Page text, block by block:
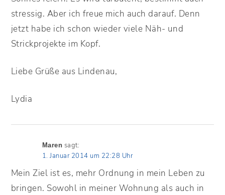
stressig. Aber ich freue mich auch darauf. Denn
jetzt habe ich schon wieder viele Näh- und
Strickprojekte im Kopf.
Liebe Grüße aus Lindenau,
Lydia
Maren sagt:
1. Januar 2014 um 22:28 Uhr
Mein Ziel ist es, mehr Ordnung in mein Leben zu
bringen. Sowohl in meiner Wohnung als auch in